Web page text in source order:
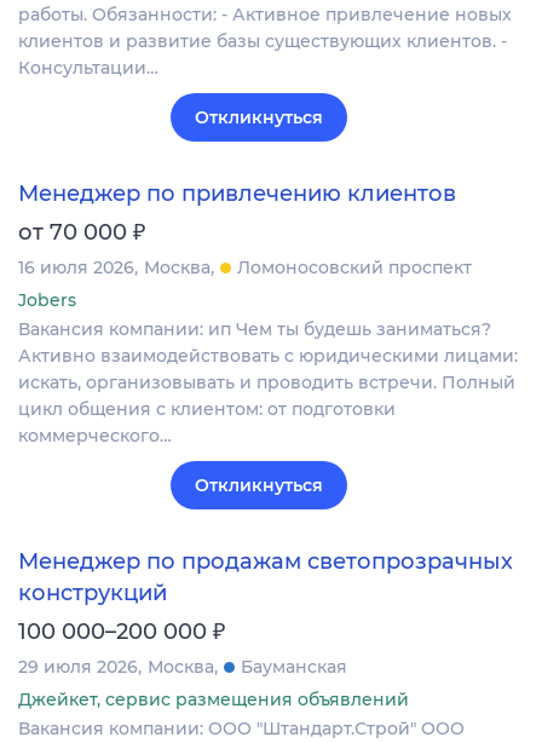
работы. Обязанности: - Активное привлечение новых
клиентов и развитие базы существующих клиентов. -
Консультации…
Откликнуться
Менеджер по привлечению клиентов
от 70 000 ₽
16 июля 2026 Москва
Ломоносовский проспект
Jobers
Вакансия компании: ип Чем ты будешь заниматься?
Активно взаимодействовать с юридическими лицами:
искать, организовывать и проводить встречи. Полный
цикл общения с клиентом: от подготовки
коммерческого…
Откликнуться
Менеджер по продажам светопрозрачных
конструкций
100 000–200 000 ₽
29 июля 2026 Москва
Бауманская
Джейкет, сервис размещения объявлений
Вакансия компании: ООО "Штандарт.Строй" ООО